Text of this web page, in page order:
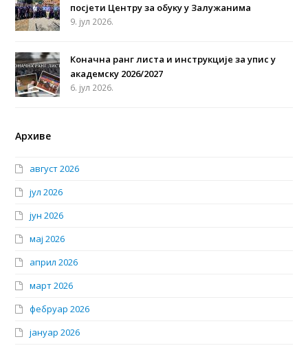
посјети Центру за обуку у Залужанима
9. јул 2026.
Коначна ранг листа и инструкције за упис у
академску 2026/2027
6. јул 2026.
Архиве
август 2026
јул 2026
јун 2026
мај 2026
април 2026
март 2026
фебруар 2026
јануар 2026